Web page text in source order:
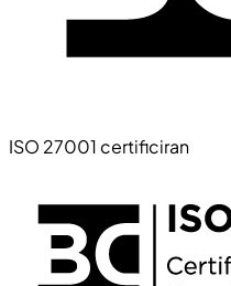
ISO 27001 certificiran